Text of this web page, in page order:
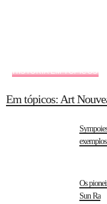
HISTÓRIA EM TÓPICOS
Em tópicos: Art
Os
Sun Ra